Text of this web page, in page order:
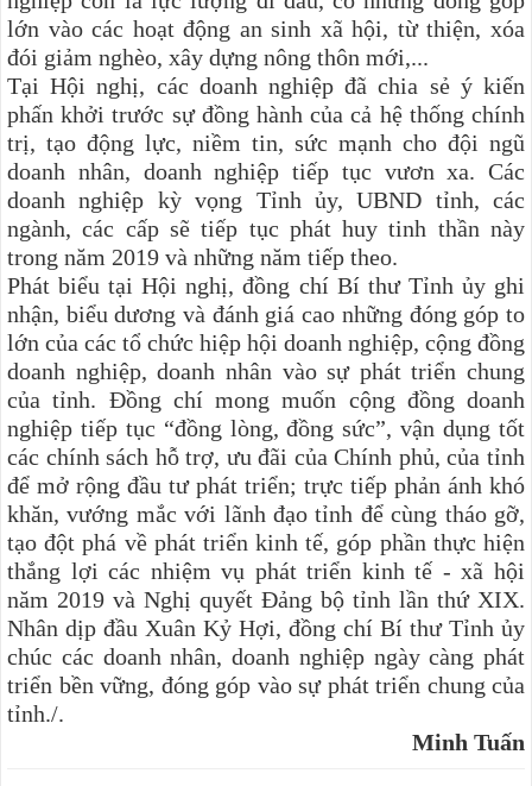
lớn vào các hoạt động an sinh xã hội, từ thiện, xóa
đói giảm nghèo, xây dựng nông thôn mới,...
Tại Hội nghị, các doanh nghiệpđã chia sẻ ý kiến
phấn khởi trước sự đồng hành của cả hệ thống chính
trị, tạo động lực, niềm tin, sức mạnh cho đội ngũ
doanh nhân, doanh nghiệp tiếp tục vươn xa. Các
doanh nghiệp kỳ vọng Tỉnh ủy, UBND tỉnh, các
ngành, các cấp sẽ tiếp tục phát huy tinh thần này
trong năm 2019 và những năm tiếp theo.
Phát biểu tại Hội nghị, đồng chí Bí thư Tỉnh ủy ghi
nhận, biểu dương và đánh giá cao những đóng góp to
lớn của các tổ chức hiệp hội doanh nghiệp, cộng đồng
doanh nghiệp, doanh nhân vào sự phát triển chung
của tỉnh. Đồng chí mong muốn cộng đồng doanh
nghiệp tiếp tục “đồng lòng, đồng sức”, vận dụng tốt
các chính sách hỗ trợ, ưu đãi của Chính phủ, của tỉnh
để mở rộng đầu tư phát triển; trực tiếp phản ánh khó
khăn, vướng mắc với lãnh đạo tỉnh để cùng tháo gỡ,
tạo đột phá về phát triển kinh tế, góp phần thực hiện
thắng lợi các nhiệm vụ phát triển kinh tế - xã hội
năm 2019 và Nghị quyết Ðảng bộ tỉnh lần thứ XIX.
Nhân dịp đầu Xuân Kỷ Hợi, đồng chí Bí thư Tỉnh ủy
chúc các doanh nhân, doanh nghiệp ngày càng phát
triển bền vững, đóng góp vào sự phát triển chung của
tỉnh./.
Minh Tuấn